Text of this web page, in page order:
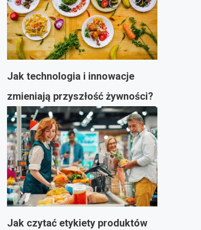
Jak technologia i innowacje
zmieniają przyszłość żywności?
Jak czytać etykiety produktów